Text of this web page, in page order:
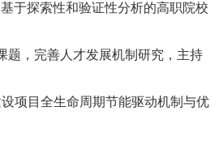
于探索性和验证性分析的高职院校
题，完善人才发展机制研究，主持
项目全生命周期节能驱动机制与优